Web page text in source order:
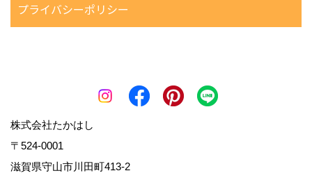
プライバシーポリシー
株式会社たかはし
〒524-0001
滋賀県守山市川田町413-2